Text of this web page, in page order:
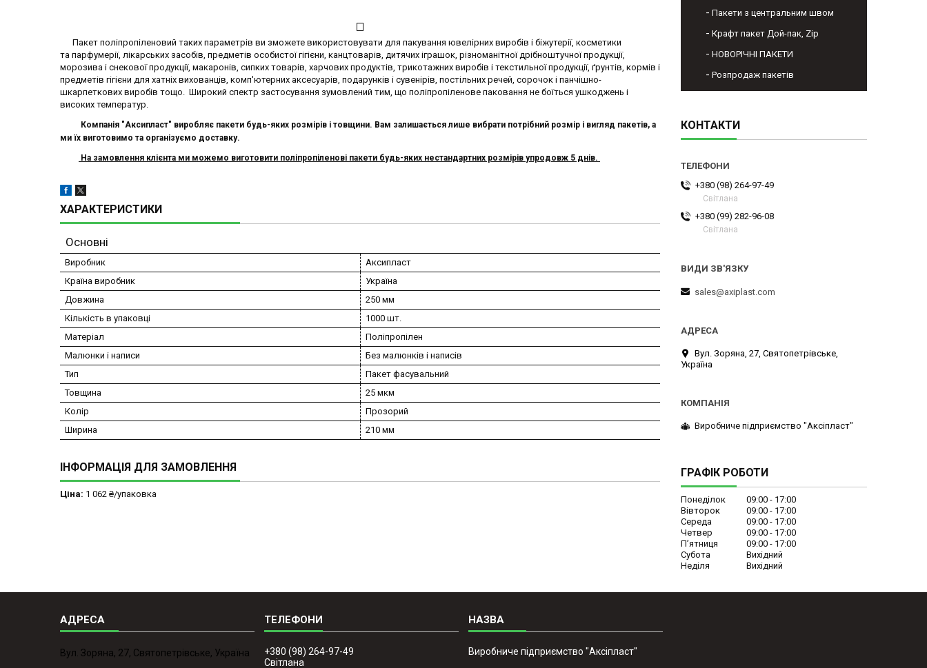
Пакет поліпропіленовий таких параметрів ви зможете використовувати для пакування ювелірних виробів і біжутерії, косметики
та парфумерії, лікарських засобів, предметів особистої гігієни, канцтоварів, дитячих іграшок, різноманітної дрібноштучної продукції,
морозива і снекової продукції, макаронів, сипких товарів, харчових продуктів, трикотажних виробів і текстильної продукції, ґрунтів, кормів і
предметів гігієни для хатніх вихованців, комп'ютерних аксесуарів, подарунків і сувенірів, постільних речей, сорочок і панчішно-
шкарпеткових виробів тощо. Широкий спектр застосування зумовлений тим, що поліпропіленове паковання не боїться ушкоджень і
високих температур.
Компанія "Аксипласт" виробляє пакети будь-яких розмірів і товщини. Вам залишається лише вибрати потрібний розмір і вигляд пакетів, а
ми їх виготовимо та організуємо доставку.
На замовлення клієнта ми можемо виготовити поліпропіленові пакети будь-яких нестандартних розмірів упродовж 5 днів.
ХАРАКТЕРИСТИКИ
Основні
Виробник
Аксипласт
Країна виробник
Україна
Довжина
250 мм
Кількість в упаковці
1000 шт.
Матеріал
Поліпропілен
Малюнки і написи
Без малюнків і написів
Тип
Пакет фасувальний
Товщина
25 мкм
Колір
Прозорий
Ширина
210 мм
ІНФОРМАЦІЯ ДЛЯ ЗАМОВЛЕННЯ
Ціна: 1 062 ₴/упаковка
Пакети з центральним швом
Крафт пакет Дой-пак, Zip
НОВОРІЧНІ ПАКЕТИ
Розпродаж пакетів
КОНТАКТИ
+380 (98) 264-97-49
Світлана
+380 (99) 282-96-08
Світлана
sales@axiplast.com
Вул. Зоряна, 27, Святопетрівське,
Україна
Виробниче підприємство "Аксіпласт"
ГРАФІК РОБОТИ
Понеділок 09:00
17:00
Вівторок
09:00
17:00
Середа
09:00
17:00
Четвер
09:00
17:00
Пʼятниця
09:00
17:00
Субота
Вихідний
Неділя
Вихідний
Вул. Зоряна, 27, Святопетрівське, Україна
+380 (98) 264-97-49
Світлана
Виробниче підприємство "Аксіпласт"